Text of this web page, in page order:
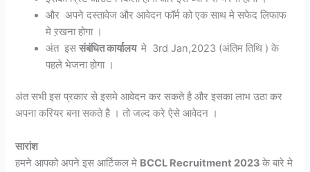
और अपने दस्तावेज और आवेदन फॉर्म को एक साथ मे सफेद लिफाफ
मे ऱखना होगा ।
अंत इससंबंधित कार्यालय मे 3rd Jan,2023 (अंतिम तिथि ) के
पहले भेजना होगा ।
अंत सभी इस प्रकार से इसमे आवेदन कर सकते है और इसका लाभ उठा कर
अपना करियर बना सकते है । तो जल्द करे ऐसे आवेदन ।
सारांश
हमने आपको अपने इस आर्टिकल मे BCCL Recruitment 2023के बारे मे